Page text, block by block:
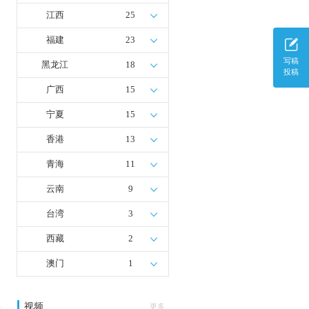
写稿
投稿
江西 25
福建 23
黑龙江 18
广西 15
宁夏 15
香港 13
青海 11
云南 9
台湾 3
西藏 2
澳门 1
视频 更多